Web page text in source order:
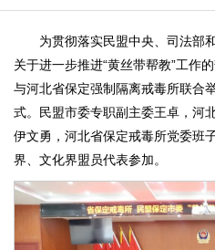
为贯彻落实民盟中央、司法部
关于进一步推进“黄丝带帮教”工作
与河北省保定强制隔离戒毒所联合
式。民盟市委专职副主委王卓，河
伊文勇，河北省保定戒毒所党委班
界、文化界盟员代表参加。